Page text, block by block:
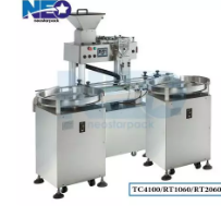
dispositif...